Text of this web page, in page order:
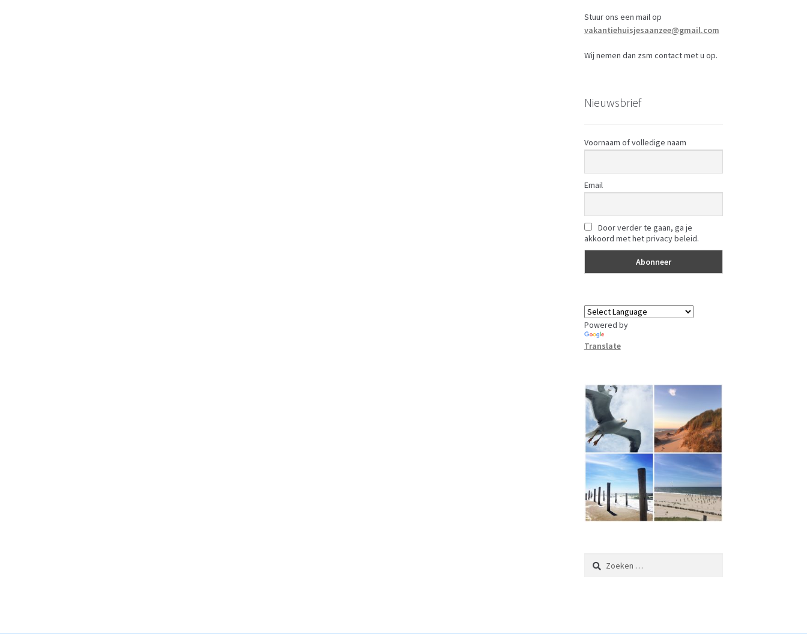
Stuur ons een mail op
vakantiehuisjesaanzee@gmail.com
Wij nemen dan zsm contact met u op.
Nieuwsbrief
Voornaam of volledige naam
Email
Door verder te gaan, ga je
akkoord met het privacy beleid.
Powered by
Translate
Zoeken
naar: